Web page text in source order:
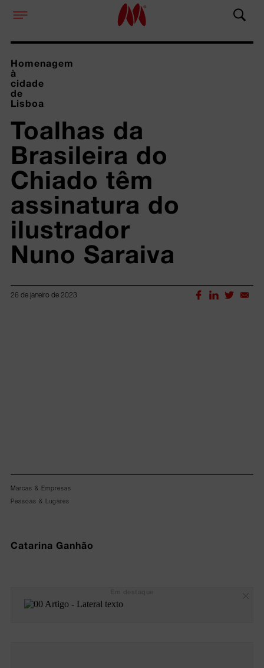
Homenagem
à
cidade
de
Lisboa
Toalhas da
Brasileira do
Chiado têm
assinatura do
ilustrador
Nuno Saraiva
26 de janeiro de 2023
Marcas & Empresas
Pessoas & Lugares
Catarina Ganhão